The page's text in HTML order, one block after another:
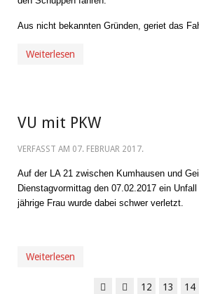
Aus nicht bekannten Gründen, geriet das
Weiterlesen
VU mit PKW
VERFASST AM 07. FEBRUAR 2017.
Auf der LA 21 zwischen Kumhausen und
Dienstagvormittag den 07.02.2017 ein
jährige Frau wurde dabei schwer verletzt.
Weiterlesen
12 13 14